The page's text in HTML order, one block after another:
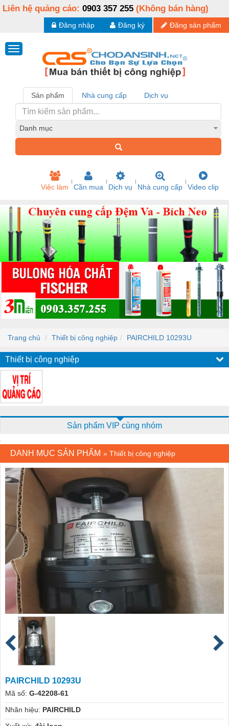
Liên hệ quảng cáo: 0903 357 255 (Không bán hàng)
Đăng sản phẩm
Đăng ký
Đăng nhập
Sản phẩm Nhà cung cấp Dịch vụ
Danh mục
Việc làm Cần mua Dịch vụ Nhà cung cấp Video clip
Trang chủ Thiết bị công nghiệp PAIRCHILD 10293U
Thiết bị công nghiệp
Sản phẩm VIP cùng nhóm
DANH MỤC SẢN PHẨM » Thiết bị công nghiệp
PAIRCHILD 10293U
Mã số: G-42208-61
Nhãn hiệu: PAIRCHILD